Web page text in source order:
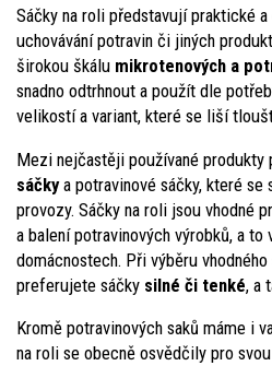
Sáčky na roli představují praktické
uchovávání potravin či jiných
širokou škálu mikrotenových a
snadno odtrhnout a použít dle
velikostí a variant, které se liší
Mezi nejčastěji používané produkty
sáčkya potravinové sáčky, které
provozy. Sáčky na roli jsou vhodné
a balení potravinových výrobků, a
domácnostech. Při výběru
preferujete sáčky silné či tenké, a
Kromě potravinových saků máme i
na roli se obecně osvědčily pro